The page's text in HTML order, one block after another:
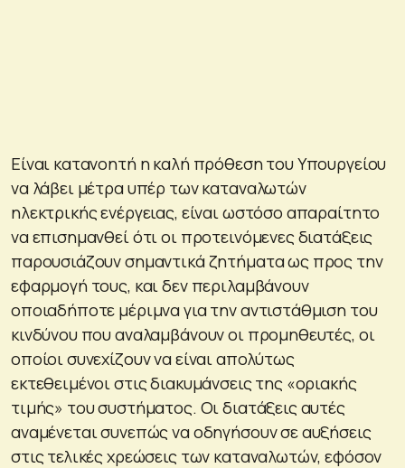
Είναι κατανοητή η καλή πρόθεση του Υπουργείου
να λάβει μέτρα υπέρ των καταναλωτών
ηλεκτρικής ενέργειας, είναι ωστόσο απαραίτητο
να επισημανθεί ότι οι προτεινόμενες διατάξεις
παρουσιάζουν σημαντικά ζητήματα ως προς την
εφαρμογή τους, και δεν περιλαμβάνουν
οποιαδήποτε μέριμνα για την αντιστάθμιση του
κινδύνου που αναλαμβάνουν οι προμηθευτές, οι
οποίοι συνεχίζουν να είναι απολύτως
εκτεθειμένοι στις διακυμάνσεις της «οριακής
τιμής» του συστήματος. Οι διατάξεις αυτές
αναμένεται συνεπώς να οδηγήσουν σε αυξήσεις
στις τελικές χρεώσεις των καταναλωτών, εφόσον